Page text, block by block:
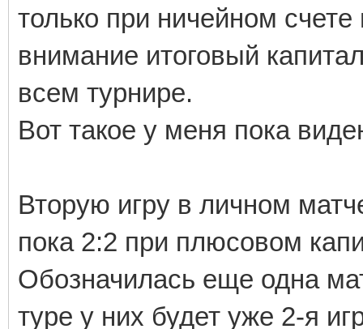
только при ничейном
внимание итоговый
всем турнире.
Вот такое у меня пока
Вторую игру в личном
пока 2:2 при плюсовом
Обозначилась еще одна
туре у них будет уже 2-я